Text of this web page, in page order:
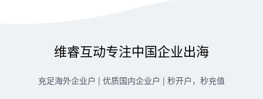
维睿互动专注中国企业出海
充足海外企业户 | 优质国内企业户 | 秒开户，秒充值